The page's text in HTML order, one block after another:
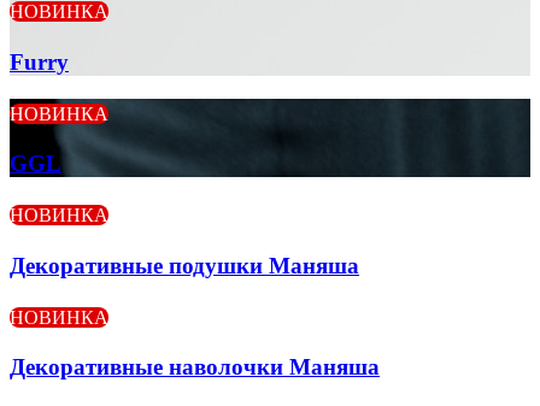
НОВИНКА
Furry
НОВИНКА
GGL
НОВИНКА
Декоративные подушки Маняша
НОВИНКА
Декоративные наволочки Маняша